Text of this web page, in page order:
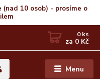
(nad 10 osob) - prosíme o
Menu
0ks
za 0 Kč